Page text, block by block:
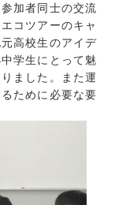
加者同士の交流
コツアーのキャ
高校生のアイデ
学生にとって魅
ました。また運
ために必要な要